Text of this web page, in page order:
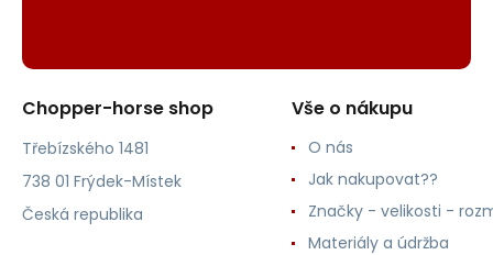
Chopper-horse shop
Třebízského 1481
738 01 Frýdek-Místek
Česká republika
Vše o nákupu
O nás
Jak nakupovat??
Značky - velikosti -
Materiály a údržba